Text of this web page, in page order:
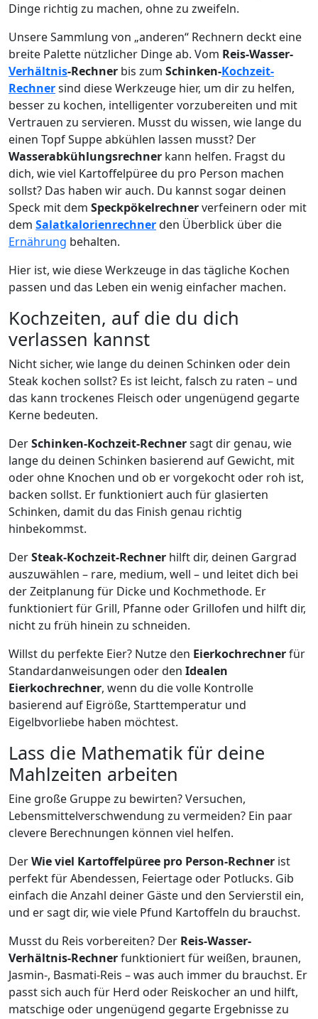
Dinge richtig zu machen, ohne zu zweifeln.
Unsere Sammlung von „anderen“ Rechnern deckt eine
breite Palette nützlicher Dinge ab. Vom Reis-Wasser-
Verhältnis-Rechner bis zum Schinken-Kochzeit-
Rechnersind diese Werkzeuge hier, um dir zu helfen,
besser zu kochen, intelligenter vorzubereiten und mit
Vertrauen zu servieren. Musst du wissen, wie lange du
einen Topf Suppe abkühlen lassen musst? Der
Wasserabkühlungsrechner kann helfen. Fragst du
dich, wie viel Kartoffelpüree du pro Person machen
sollst? Das haben wir auch. Du kannst sogar deinen
Speck mit dem Speckpökelrechnerverfeinern oder mit
dem Salatkalorienrechnerden Überblick über die
Ernährung behalten.
Hier ist, wie diese Werkzeuge in das tägliche Kochen
passen und das Leben ein wenig einfacher machen.
Kochzeiten, auf die du dich
verlassen kannst
Nicht sicher, wie lange du deinen Schinken oder dein
Steak kochen sollst? Es ist leicht, falsch zu raten – und
das kann trockenes Fleisch oder ungenügend gegarte
Kerne bedeuten.
DerSchinken-Kochzeit-Rechnersagt dir genau, wie
lange du deinen Schinken basierend auf Gewicht, mit
oder ohne Knochen und ob er vorgekocht oder roh ist,
backen sollst. Er funktioniert auch für glasierten
Schinken, damit du das Finish genau richtig
hinbekommst.
DerSteak-Kochzeit-Rechner hilft dir, deinen Gargrad
auszuwählen – rare, medium, well – und leitet dich bei
der Zeitplanung für Dicke und Kochmethode. Er
funktioniert für Grill, Pfanne oder Grillofen und hilft dir,
nicht zu früh hinein zu schneiden.
Willst du perfekte Eier? Nutze den Eierkochrechnerfür
Standardanweisungen oder den Idealen
Eierkochrechner, wenn du die volle Kontrolle
basierend auf Eigröße, Starttemperatur und
Eigelbvorliebe haben möchtest.
Lass die Mathematik für deine
Mahlzeiten arbeiten
Eine große Gruppe zu bewirten? Versuchen,
Lebensmittelverschwendung zu vermeiden? Ein paar
clevere Berechnungen können viel helfen.
DerWie viel Kartoffelpüree pro Person-Rechner ist
perfekt für Abendessen, Feiertage oder Potlucks. Gib
einfach die Anzahl deiner Gäste und den Servierstil ein,
und er sagt dir, wie viele Pfund Kartoffeln du brauchst.
Musst du Reis vorbereiten? Der Reis-Wasser-
Verhältnis-Rechnerfunktioniert für weißen, braunen,
Jasmin-, Basmati-Reis – was auch immer du brauchst. Er
passt sich auch für Herd oder Reiskocher an und hilft,
matschige oder ungenügend gegarte Ergebnisse zu